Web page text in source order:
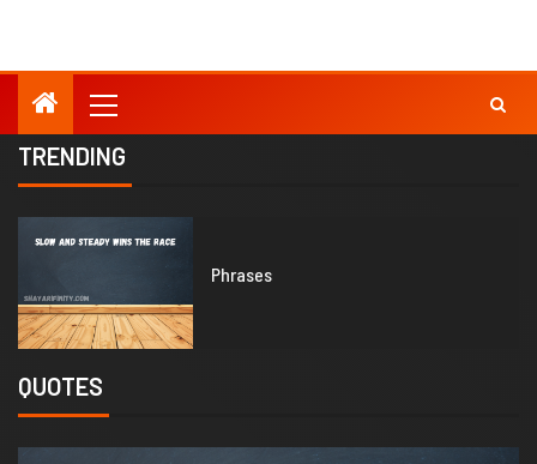
TRENDING
1
Phrases
QUOTES